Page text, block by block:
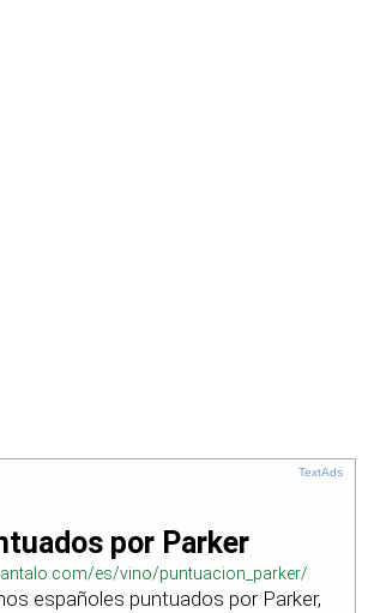
TextAds
por Parker
es/vino/puntuacion_parker/
españoles puntuados por Parker,